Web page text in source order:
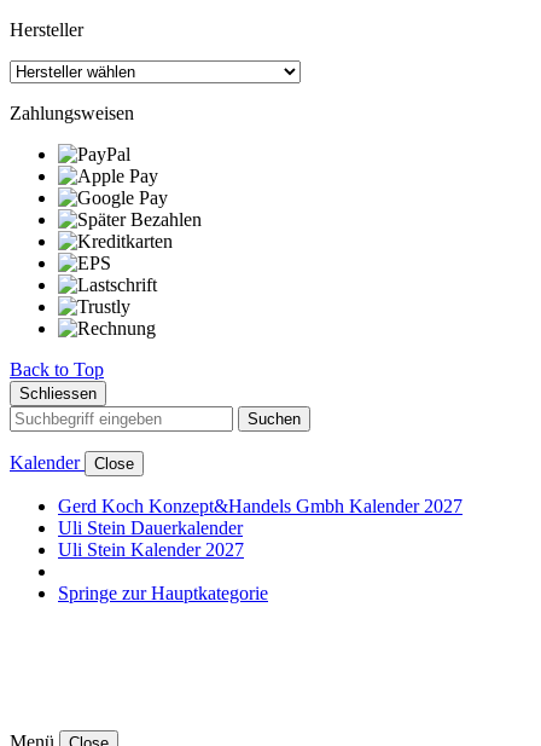
Hersteller
Zahlungsweisen
Back to Top
Schliessen
Suchen
Kalender Close
Gerd Koch Konzept&Handels Gmbh Kalender 2027
Uli Stein Dauerkalender
Uli Stein Kalender 2027
Springe zur Hauptkategorie
Menü